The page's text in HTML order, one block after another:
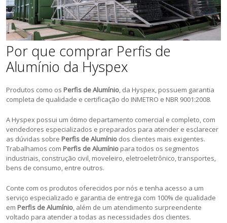
Por que comprar Perfis de
Alumínio da Hyspex
Produtos como os Perfis de Alumínio, da Hyspex, possuem garantia
completa de qualidade e certificação do INMETRO e NBR 9001:2008.
A Hyspex possui um ótimo departamento comercial e completo, com
vendedores especializados e preparados para atender e esclarecer
as dúvidas sobre Perfis de Alumínio dos clientes mais exigentes.
Trabalhamos com Perfis de Alumínio para todos os segmentos
industriais, construção civil, moveleiro, eletroeletrônico, transportes,
bens de consumo, entre outros.
Conte com os produtos oferecidos por nós e tenha acesso a um
serviço especializado e garantia de entrega com 100% de qualidade
em Perfis de Alumínio, além de um atendimento surpreendente
voltado para atender a todas as necessidades dos clientes.